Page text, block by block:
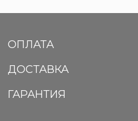
ОПЛАТА
ДОСТАВКА
ГАРАНТИЯ